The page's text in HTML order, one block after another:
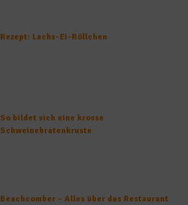
Rezept: Lachs-Ei-Röllchen
So bildet sich eine krosse
Schweinebratenkruste
Beachcomber – Alles über das Restaurant